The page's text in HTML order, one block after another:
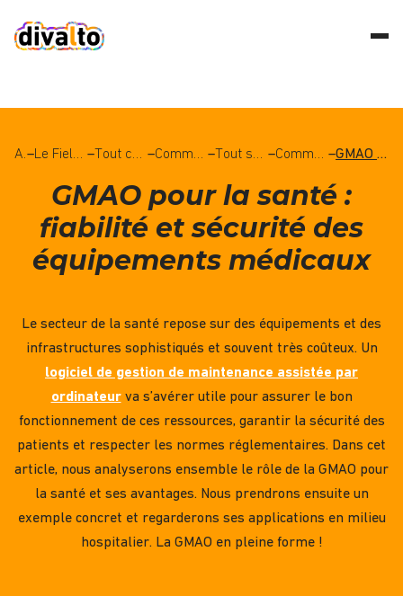
Accueil
– Le Field Service Management (FSM), qu’est-ce que c’est ? – Tout comprendre à la gestion de la maintenance – Comment réussir son projet de GMAO ? – Tout savoir sur le logiciel de GMAO – Comment choisir son logiciel de gestion de maintenance assistée par ordinateur ? – GMAO pour la santé : fiabilité et sécurité des équipements médicaux
GMAO pour la santé :
fiabilité et sécurité des
équipements médicaux
Le secteur de la santé repose sur des équipements et des
infrastructures sophistiqués et souvent très coûteux. Un
logiciel de gestion de maintenance assistée par
ordinateurva s’avérer utilepour assurer le bon
fonctionnement de ces ressources, garantir la sécuritédes
patients et respecter les normes réglementaires. Dans cet
article, nous analyserons ensemble le rôle de la GMAO pour
la santéet ses avantages. Nous prendrons ensuite un
exemple concret et regarderons ses applications en milieu
hospitalier. La GMAO en pleine forme !